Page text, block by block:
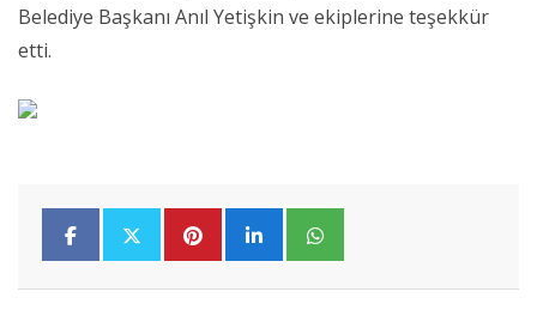
Belediye Başkanı Anıl Yetişkin ve ekiplerine teşekkür
etti.